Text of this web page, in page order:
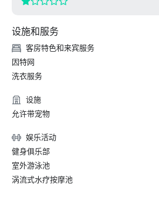
设施和服务
客房特色和来宾服务
因特网
洗衣服务
设施
允许带宠物
娱乐活动
健身俱乐部
室外游泳池
涡流式水疗按摩池